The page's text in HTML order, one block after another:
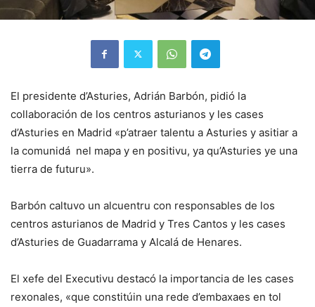
El presidente d’Asturies, Adrián Barbón, pidió la
collaboración de los centros asturianos y les cases
d’Asturies en Madrid «p’atraer talentu a Asturies y asitiar a
la comunidá nel mapa y en positivu, ya qu’Asturies ye una
tierra de futuru».
Barbón caltuvo un alcuentru con responsables de los
centros asturianos de Madrid y Tres Cantos y les cases
d’Asturies de Guadarrama y Alcalá de Henares.
El xefe del Executivu destacó la importancia de les cases
rexonales, «que constitúin una rede d’embaxaes en tol